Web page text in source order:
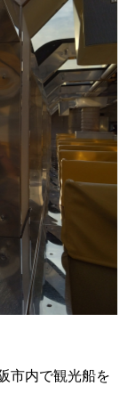
市内で観光船を